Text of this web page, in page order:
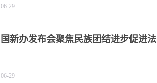
06-29
国新办发布会聚焦民族团结进步促进法
06-29